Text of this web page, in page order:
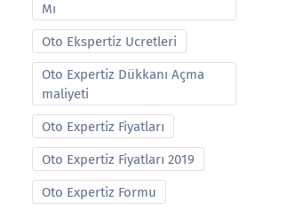
Mı
Oto Ekspertiz Ucretleri
Oto Expertiz Dükkanı Açma
maliyeti
Oto Expertiz Fiyatları
Oto Expertiz Fiyatları 2019
Oto Expertiz Formu